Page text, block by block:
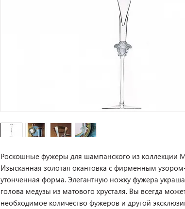
Роскошные фужеры для шампанского из коллекции
Изысканная золотая окантовка с фирменным
утонченная форма. Элегантную ножку фужера
голова медузы из матового хрусталя. Вы всегда
необходимое количество фужеров и другой